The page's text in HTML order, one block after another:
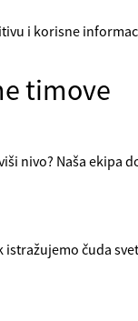
i korisne
timove
nivo? Naša ekipa
istražujemo čuda